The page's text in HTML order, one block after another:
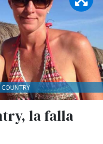
la falla